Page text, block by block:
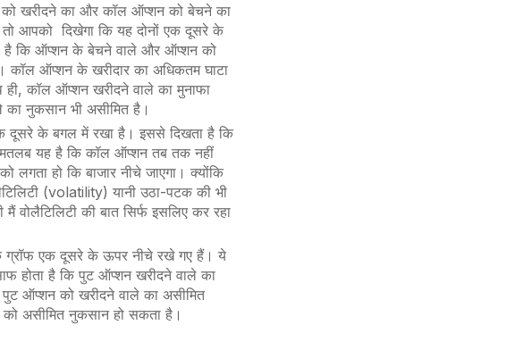
खरीदने का और कॉल ऑप्शन को बेचने का
आपको दिखेगा कि यह दोनों एक दूसरे के
है कि ऑप्शन के बेचने वाले और ऑप्शन को
कॉल ऑप्शन के खरीदार का अधिकतम घाटा
कॉल ऑप्शन खरीदने वाले का मुनाफा
नुकसान भी असीमित है।
दूसरे के बगल में रखा है। इससे दिखता है कि
मतलब यह है कि कॉल ऑप्शन तब तक नहीं
हो कि बाजार नीचे जाएगा। क्योंकि
(volatility) यानी उठा-पटक की भी
की बात सिर्फ इसलिए कर रहा
एक दूसरे के ऊपर नीचे रखे गए हैं। ये
होता है कि पुट ऑप्शन खरीदने वाले का
ऑप्शन को खरीदने वाले का असीमित
असीमित नुकसान हो सकता है।